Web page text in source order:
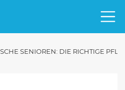
SENIOREN: DIE RICHTIGE